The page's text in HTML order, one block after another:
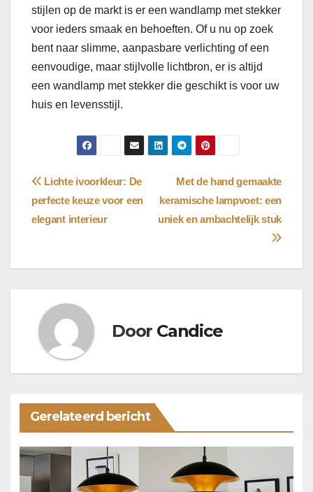
stijlen op de markt is er een wandlamp met stekker
voor ieders smaak en behoeften. Of u nu op zoek
bent naar slimme, aanpasbare verlichting of een
eenvoudige, maar stijlvolle lichtbron, er is altijd
een wandlamp met stekker die geschikt is voor uw
huis en levensstijl.
Bericht
navigatie
Met de hand gemaakte
keramische lampvoet: een
uniek en ambachtelijk stuk
Lichte ivoorkleur: De
perfecte keuze voor een
elegant interieur
Door Candice
Gerelateerd bericht